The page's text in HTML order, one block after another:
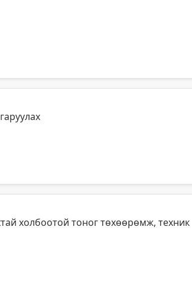
холбоотой тоног төхөөрөмж, техник